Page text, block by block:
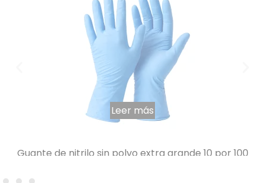
Guante de nitrilo sin polvo extra grande 10 por 100
Leer más